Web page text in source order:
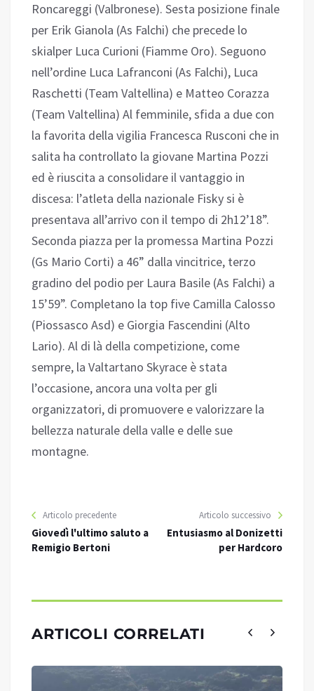
Roncareggi (Valbronese). Sesta posizione finale
per Erik Gianola (As Falchi) che precede lo
skialper Luca Curioni (Fiamme Oro). Seguono
nell’ordine Luca Lafranconi (As Falchi), Luca
Raschetti (Team Valtellina) e Matteo Corazza
(Team Valtellina) Al femminile, sfida a due con
la favorita della vigilia Francesca Rusconi che in
salita ha controllato la giovane Martina Pozzi
ed è riuscita a consolidare il vantaggio in
discesa: l’atleta della nazionale Fisky si è
presentava all’arrivo con il tempo di 2h12’18”.
Seconda piazza per la promessa Martina Pozzi
(Gs Mario Corti) a 46” dalla vincitrice, terzo
gradino del podio per Laura Basile (As Falchi) a
15’59”. Completano la top five Camilla Calosso
(Piossasco Asd) e Giorgia Fascendini (Alto
Lario). Al di là della competizione, come
sempre, la Valtartano Skyrace è stata
l’occasione, ancora una volta per gli
organizzatori, di promuovere e valorizzare la
bellezza naturale della valle e delle sue
montagne.
Articolo precedente
Giovedì l'ultimo saluto a
Remigio Bertoni
Articolo successivo
Entusiasmo al Donizetti
per Hardcoro
ARTICOLI CORRELATI